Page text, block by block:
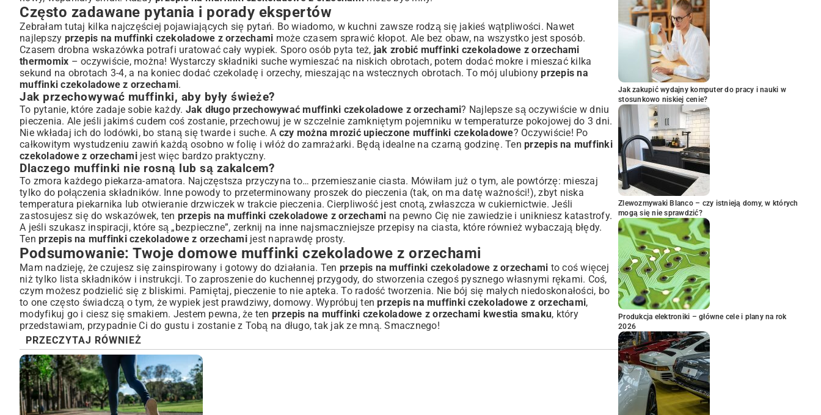
Często zadawane pytania i porady ekspertów
Zebrałam tutaj kilka najczęściej pojawiających się pytań. Bo wiadomo, w kuchni zawsze rodzą się jakieś wątpliwości. Nawet
najlepszy przepis na muffinki czekoladowe z orzechami może czasem sprawić kłopot. Ale bez obaw, na wszystko jest sposób.
Czasem drobna wskazówka potrafi uratować cały wypiek. Sporo osób pyta też, jak zrobić muffinki czekoladowe z orzechami
thermomix – oczywiście, można! Wystarczy składniki suche wymieszać na niskich obrotach, potem dodać mokre i mieszać kilka
sekund na obrotach 3-4, a na koniec dodać czekoladę i orzechy, mieszając na wstecznych obrotach. To mój ulubionyprzepis na
muffinki czekoladowe z orzechami.
Jak przechowywać muffinki, aby były świeże?
To pytanie, które zadaje sobie każdy. Jak długo przechowywać muffinki czekoladowe z orzechami? Najlepsze są oczywiście w dniu
pieczenia. Ale jeśli jakimś cudem coś zostanie, przechowuj je w szczelnie zamkniętym pojemniku w temperaturze pokojowej do 3 dni.
Nie wkładaj ich do lodówki, bo staną się twarde i suche. A czy można mrozić upieczone muffinki czekoladowe? Oczywiście! Po
całkowitym wystudzeniu zawiń każdą osobno w folię i włóż do zamrażarki. Będą idealne na czarną godzinę. Ten przepis na muffinki
czekoladowe z orzechamijest więc bardzo praktyczny.
Dlaczego muffinki nie rosną lub są zakalcem?
To zmora każdego piekarza-amatora. Najczęstsza przyczyna to… przemieszanie ciasta. Mówiłam już o tym, ale powtórzę: mieszaj
tylko do połączenia składników. Inne powody to przeterminowany proszek do pieczenia (tak, on ma datę ważności!), zbyt niska
temperatura piekarnika lub otwieranie drzwiczek w trakcie pieczenia. Cierpliwość jest cnotą, zwłaszcza w cukiernictwie. Jeśli
zastosujesz się do wskazówek, ten przepis na muffinki czekoladowe z orzechami na pewno Cię nie zawiedzie i unikniesz katastrofy.
A jeśli szukasz inspiracji, które są „bezpieczne”, zerknij na inne najsmaczniejsze przepisy na ciasta, które również wybaczają błędy.
Ten przepis na muffinki czekoladowe z orzechamijest naprawdę prosty.
Podsumowanie: Twoje domowe muffinki czekoladowe z orzechami
Mam nadzieję, że czujesz się zainspirowany i gotowy do działania. Ten przepis na muffinki czekoladowe z orzechami to coś więcej
niż tylko lista składników i instrukcji. To zaproszenie do kuchennej przygody, do stworzenia czegoś pysznego własnymi rękami. Coś,
czym możesz podzielić się z bliskimi. Pamiętaj, pieczenie to nie apteka. To radość tworzenia. Nie bój się małych niedoskonałości, bo
to one często świadczą o tym, że wypiek jest prawdziwy, domowy. Wypróbuj tenprzepis na muffinki czekoladowe z orzechami,
modyfikuj go i ciesz się smakiem. Jestem pewna, że ten przepis na muffinki czekoladowe z orzechami kwestia smaku, który
przedstawiam, przypadnie Ci do gustu i zostanie z Tobą na długo, tak jak ze mną. Smacznego!
PRZECZYTAJ RÓWNIEŻ
Jak zakupić wydajny komputer do pracy i nauki w
stosunkowo niskiej cenie?
Zlewozmywaki Blanco – czy istnieją domy, w których
mogą się nie sprawdzić?
Produkcja elektroniki – główne cele i plany na rok
2026